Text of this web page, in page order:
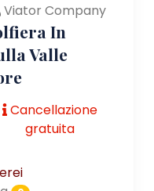
Viator Company
In
Valle
Cancellazione
gratuita